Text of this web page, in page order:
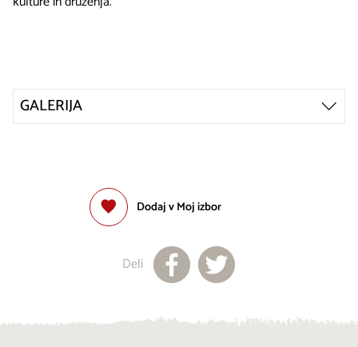
GALERIJA
Dodaj v Moj izbor
Deli